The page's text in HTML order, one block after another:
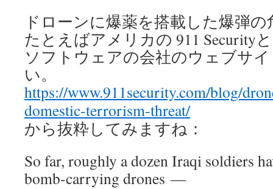
ドローンに爆薬を搭載した爆弾
たとえばアメリカの 911 Security
ソフトウェアの会社のウェブサ
い。
https://www.911security.com/blog/
domestic-terrorism-threat/
から抜粋してみますね：
So far, roughly a dozen Iraqi soldiers
bomb-carrying drones —